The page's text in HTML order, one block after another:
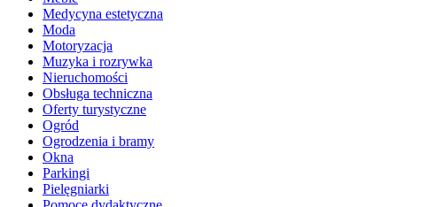
Medycyna estetyczna
Moda
Motoryzacja
Muzyka i rozrywka
Nieruchomości
Obsługa techniczna
Oferty turystyczne
Ogród
Ogrodzenia i bramy
Okna
Parkingi
Pielęgniarki